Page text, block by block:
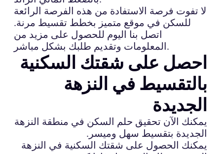
لا تفوت فرصة الاستفادة من هذه الفرصة الرائعة
للسكن في موقع متميز بخطط تقسيط مرنة.
اتصل بنا اليوم للحصول على مزيد من
المعلومات وتقديم طلبك بشكل مباشر.
احصل على شقتك السكنية
بالتقسيط في النزهة
الجديدة
يمكنك الآن تحقيق حلم السكن في منطقة النزهة
الجديدة بتقسيط سهل وميسر.
يمكنك الحصول على شقتك السكنية في النزهة